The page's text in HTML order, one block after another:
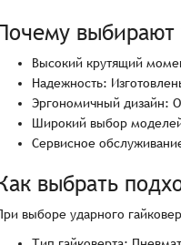
выбирают
Высокий крутящий
Надежность:
Эргономичный дизайн:
Широкий выбор
Сервисное
выбрать
выборе ударного